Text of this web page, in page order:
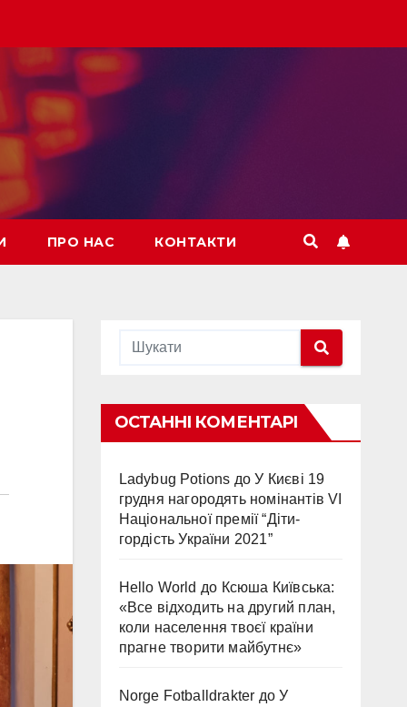
ПРО НАС КОНТАКТИ
ОСТАННІ КОМЕНТАРІ
Ladybug Potions доУ Києві 19
грудня нагородять номінантів VI
Національної премії “Діти-
гордість України 2021”
Hello World до Ксюша Київська:
«Все відходить на другий план,
коли населення твоєї країни
прагне творити майбутнє»
Norge Fotballdrakter доУ